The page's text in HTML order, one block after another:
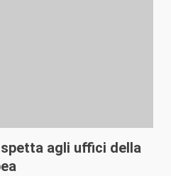
agli uffici della